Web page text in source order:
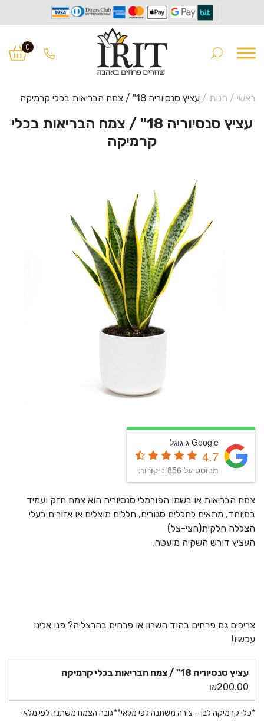
to
navigation
to
content
0
ראשי / חנות / עציץ סנסיוריה 18" / צמח הבריאות בכלי קרמיקה
עציץ סנסיוריה 18" / צמח הבריאות בכלי
קרמיקה
Google ג גוגל
4.7
מבוסס על 856 ביקורות
צמח הבריאות או בשמו הפורמלי סנסיוריה הוא צמח חזק ועמיד
במיוחד, מתאים לחללים סגורים, חללים מוצלים או אזורים בעלי
הצללה חלקית(חצי-צל)
העציץ דורש השקיה מועטה.
צריכים גם פרחים בהוד השרון או פרחים בהרצליה? פנו אלינו
עכשיו!
עציץ סנסיוריה 18" / צמח הבריאות בכלי קרמיקה
₪200.00
*כלי קרמיקה לבן – צורה משתנה לפי מלאי**גובה הצמח משתנה לפי מלאי